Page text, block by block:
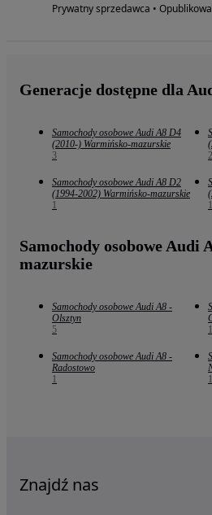
Prywatny sprzedawca •
Generacje dostępne dla
Samochody osobowe Audi A8 D4
(2010-) Warmińsko-mazurskie
3
2
Samochody osobowe Audi A8 D2
(1994-2002) Warmińsko-mazurskie
1
1
Samochody osobowe Audi
mazurskie
Samochody osobowe Audi A8 -
Olsztyn
5
1
Samochody osobowe Audi A8 -
Radostowo
1
1
Znajdź nas